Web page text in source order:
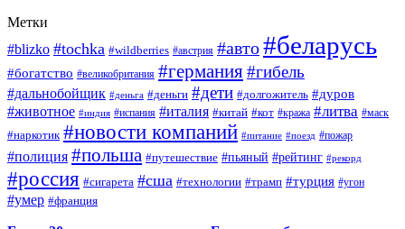
Метки
#blizko #tochka #wildberries #австрия #авто#беларусь
#богатство #великобритания #германия#гибель
#дальнобойщик #деньга #деньги #дети #долгожитель #дуров
#животное #индия #испания #италия #китай #кот #кража #литва #маск
#наркотик #новости компаний #питание #поезд #пожар
#полиция #польша #путешествие #пьяный #рейтинг #рекорд
#россия #сигарета #сша #технологии #трамп #турция #угон
#умер #франция